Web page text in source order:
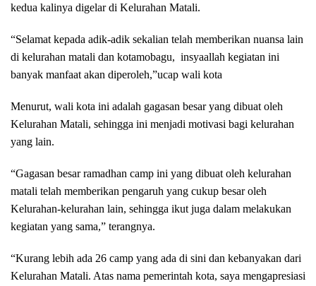
kedua kalinya digelar di Kelurahan Matali.
“Selamat kepada adik-adik sekalian telah memberikan nuansa lain
di kelurahan matali dan kotamobagu, insyaallah kegiatan ini
banyak manfaat akan diperoleh,”ucap wali kota
Menurut, wali kota ini adalah gagasan besar yang dibuat oleh
Kelurahan Matali, sehingga ini menjadi motivasi bagi kelurahan
yang lain.
“Gagasan besar ramadhan camp ini yang dibuat oleh kelurahan
matali telah memberikan pengaruh yang cukup besar oleh
Kelurahan-kelurahan lain, sehingga ikut juga dalam melakukan
kegiatan yang sama,” terangnya.
“Kurang lebih ada 26 camp yang ada di sini dan kebanyakan dari
Kelurahan Matali. Atas nama pemerintah kota, saya mengapresiasi